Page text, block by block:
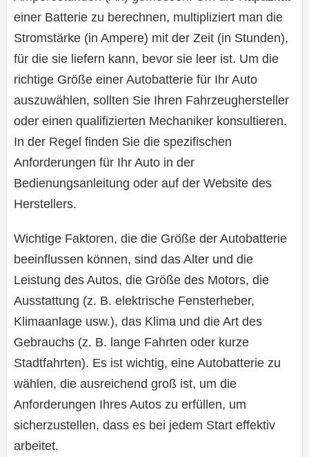
einer Batterie zu berechnen, multipliziert man die
Stromstärke (in Ampere) mit der Zeit (in Stunden),
für die sie liefern kann, bevor sie leer ist. Um die
richtige Größe einer Autobatterie für Ihr Auto
auszuwählen, sollten Sie Ihren Fahrzeughersteller
oder einen qualifizierten Mechaniker konsultieren.
In der Regel finden Sie die spezifischen
Anforderungen für Ihr Auto in der
Bedienungsanleitung oder auf der Website des
Herstellers.
Wichtige Faktoren, die die Größe der Autobatterie
beeinflussen können, sind das Alter und die
Leistung des Autos, die Größe des Motors, die
Ausstattung (z. B. elektrische Fensterheber,
Klimaanlage usw.), das Klima und die Art des
Gebrauchs (z. B. lange Fahrten oder kurze
Stadtfahrten). Es ist wichtig, eine Autobatterie zu
wählen, die ausreichend groß ist, um die
Anforderungen Ihres Autos zu erfüllen, um
sicherzustellen, dass es bei jedem Start effektiv
arbeitet.